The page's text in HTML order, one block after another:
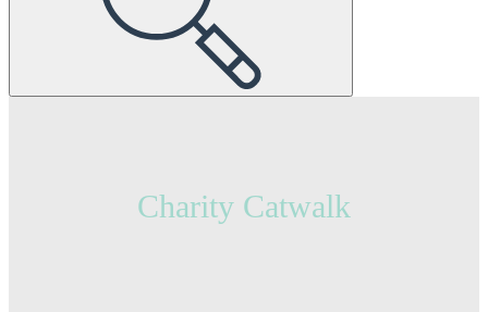
Charity Catwalk